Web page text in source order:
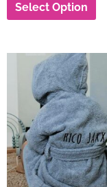
Select Option